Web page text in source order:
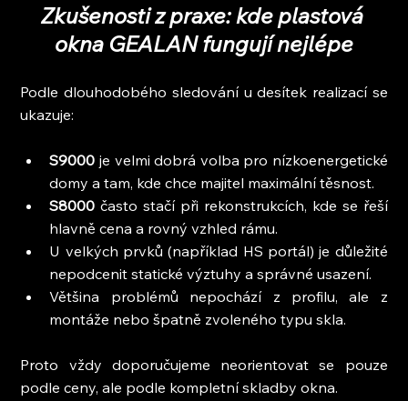
Zkušenosti z praxe: kde plastová
okna GEALAN fungují nejlépe
Podle dlouhodobého sledování u desítek realizací se
ukazuje:
S9000 je velmi dobrá volba pro nízkoenergetické
domy a tam, kde chce majitel maximální těsnost.
S8000 často stačí při rekonstrukcích, kde se řeší
hlavně cena a rovný vzhled rámu.
U velkých prvků (například HS portál) je důležité
nepodcenit statické výztuhy a správné usazení.
Většina problémů nepochází z profilu, ale z
montáže nebo špatně zvoleného typu skla.
Proto vždy doporučujeme neorientovat se pouze
podle ceny, ale podle kompletní skladby okna.